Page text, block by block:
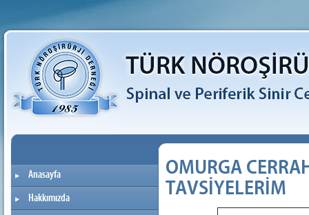
Anasayfa
Hakkımızda
OMURGA
TAVSİYELERİM